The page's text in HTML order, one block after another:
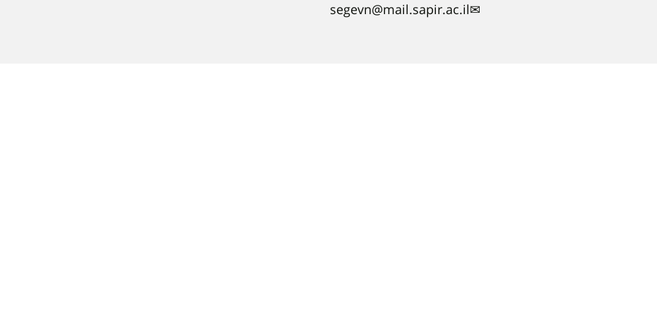
segevn@mail.sapir.ac.il